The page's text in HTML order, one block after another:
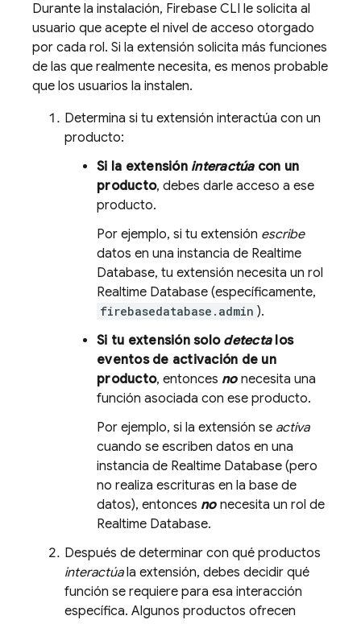
Durante la instalación, Firebase CLI le solicita al
usuario que acepte el nivel de acceso otorgado
por cada rol. Si la extensión solicita más funciones
de las que realmente necesita, es menos probable
que los usuarios la instalen.
Determina si tu extensión interactúa con un
producto:
Si la extensión interactúacon un
producto, debes darle acceso a ese
producto.
Por ejemplo, si tu extensión escribe
datos en una instancia de Realtime
Database, tu extensión necesita un rol
Realtime Database (específicamente,
firebasedatabase.admin ).
Si tu extensión solo detectalos
eventos de activación de un
producto, entonces nonecesita una
función asociada con ese producto.
Por ejemplo, si la extensión se activa
cuando se escriben datos en una
instancia de Realtime Database (pero
no realiza escrituras en la base de
datos), entonces nonecesita un rol de
Realtime Database.
Después de determinar con qué productos
interactúala extensión, debes decidir qué
función se requiere para esa interacción
específica. Algunos productos ofrecen